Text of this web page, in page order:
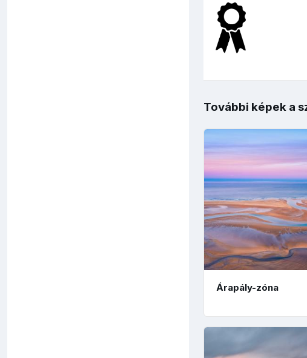
További képek a
Árapály-zóna